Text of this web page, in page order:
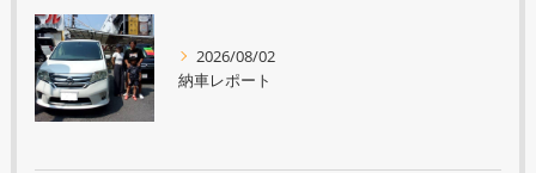
2026/08/02
納車レポート